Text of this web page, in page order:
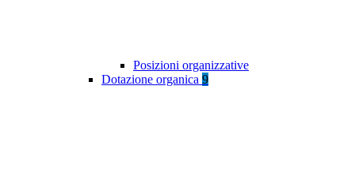
Posizioni organizzative
Dotazione organica 9